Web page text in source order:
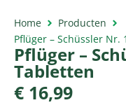
Home
Producten
Pflüger – Schüssler Nr.
Pflüger –
Tabletten
€ 16,99